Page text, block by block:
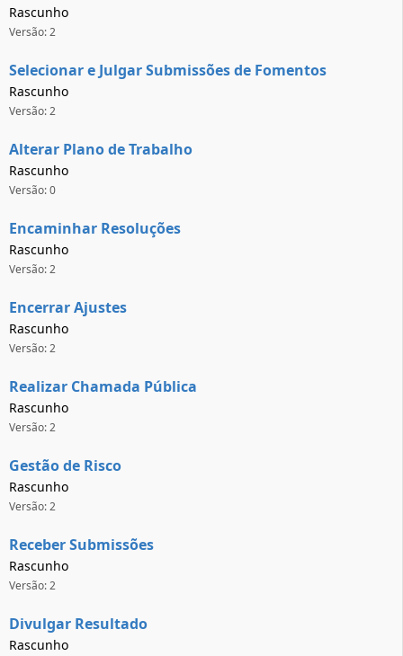
Rascunho
Versão: 2
Selecionar e Julgar Submissões de Fomentos
Rascunho
Versão: 2
Alterar Plano de Trabalho
Rascunho
Versão: 0
Encaminhar Resoluções
Rascunho
Versão: 2
Encerrar Ajustes
Rascunho
Versão: 2
Realizar Chamada Pública
Rascunho
Versão: 2
Gestão de Risco
Rascunho
Versão: 2
Receber Submissões
Rascunho
Versão: 2
Divulgar Resultado
Rascunho